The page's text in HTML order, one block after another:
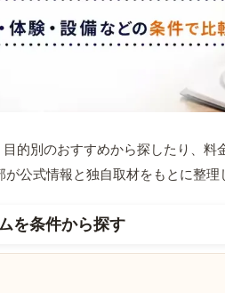
的別のおすすめから探したり、料
公式情報と独自取材をもとに整理
を条件から探す